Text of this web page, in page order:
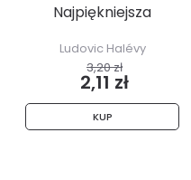
Najpiękniejsza
Ludovic Halévy
3,20 zł
2,11 zł
KUP